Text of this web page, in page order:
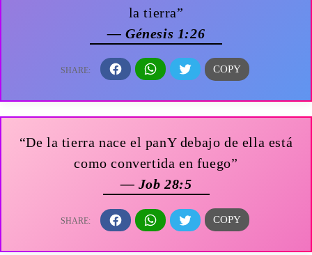
la tierra”
— Génesis 1:26
“De la tierra nace el panY debajo de ella está
como convertida en fuego”
— Job 28:5